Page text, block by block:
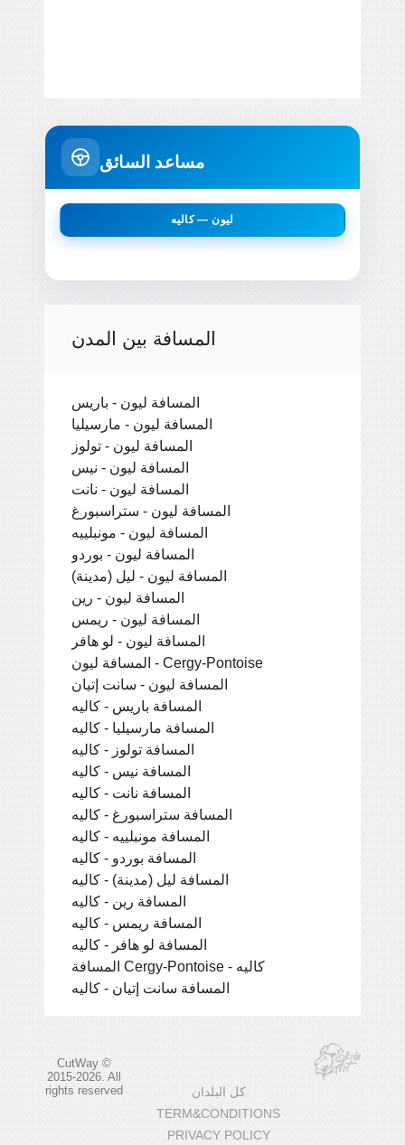
مساعد السائق
ليون — كاليه
المسافة بين المدن
المسافة ليون - باريس
المسافة ليون - مارسيليا
المسافة ليون - تولوز
المسافة ليون - نيس
المسافة ليون - نانت
المسافة ليون - ستراسبورغ
المسافة ليون - مونبلييه
المسافة ليون - بوردو
المسافة ليون - ليل (مدينة)
المسافة ليون - رين
المسافة ليون - ريمس
المسافة ليون - لو هافر
المسافة ليون - Cergy-Pontoise
المسافة ليون - سانت إتيان
المسافة باريس - كاليه
المسافة مارسيليا - كاليه
المسافة تولوز - كاليه
المسافة نيس - كاليه
المسافة نانت - كاليه
المسافة ستراسبورغ - كاليه
المسافة مونبلييه - كاليه
المسافة بوردو - كاليه
المسافة ليل (مدينة) - كاليه
المسافة رين - كاليه
المسافة ريمس - كاليه
المسافة لو هافر - كاليه
المسافة Cergy-Pontoise - كاليه
المسافة سانت إتيان - كاليه
CutWay ©
2015-2026. All
rights reserved
كل البلدان
TERM&CONDITIONS
PRIVACY POLICY